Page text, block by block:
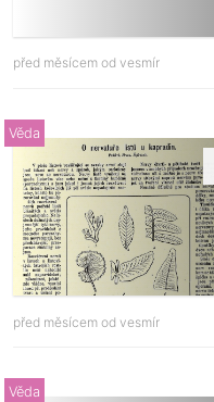
před měsícem od vesmír
Věda
před měsícem od vesmír
Věda